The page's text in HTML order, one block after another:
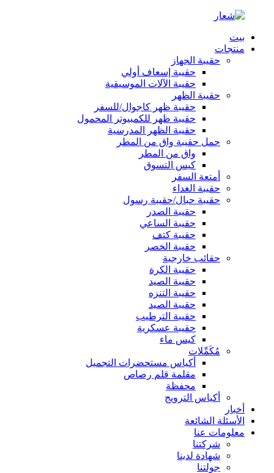
بيت
منتجات
حقيبة الجهاز
حقيبة إسعاف أولي
حقيبة الآلات الموسيقية
حقيبة الظهر
حقيبة ظهر كاجوال/للسفر
حقيبة ظهر للكمبيوتر المحمول
حقيبة الظهر المدرسية
حمل حقيبة واق من المطر
واق من المطر
كيس التسوق
أمتعة السفر
حقيبة الغداء
حقيبة حبال/حقيبة رسول
حقيبة الصدر
حقيبة الساعي
حقيبة كتف
حقيبة الخصر
حقائب خارجية
حقيبة الكرة
حقيبة الصيد
حقيبة التنزه
حقيبة الصيد
حقيبة الترطيب
حقيبة عسكرية
كيس ماء
مُكَمِّلات
أكياس مستحضرات التجميل
مقلمة قلم رصاص
محفظة
أكياس الترويج
أخبار
الأسئلة الشائعة
معلومات عنا
شركتنا
شهادة لدينا
جولتنا